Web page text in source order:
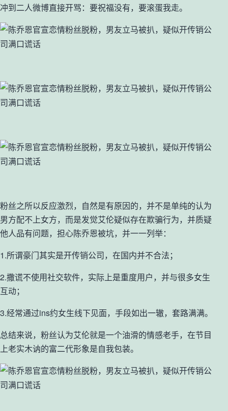
冲到二人微博直接开骂：要祝福没有，要滚蛋我走。
粉丝之所以反应激烈，自然是有原因的，并不是单纯的认为
男方配不上女方，而是发觉艾伦疑似存在欺骗行为，并质疑
他人品有问题，担心陈乔恩被坑，并一一列举：
1.所谓豪门其实是开传销公司，在国内并不合法；
2.撒谎不使用社交软件，实际上是重度用户，并与很多女生
互动；
3.经常通过ins约女生线下见面，手段如出一辙，套路满满。
总结来说，粉丝认为艾伦就是一个油滑的情感老手，在节目
上老实木讷的富二代形象是自我包装。